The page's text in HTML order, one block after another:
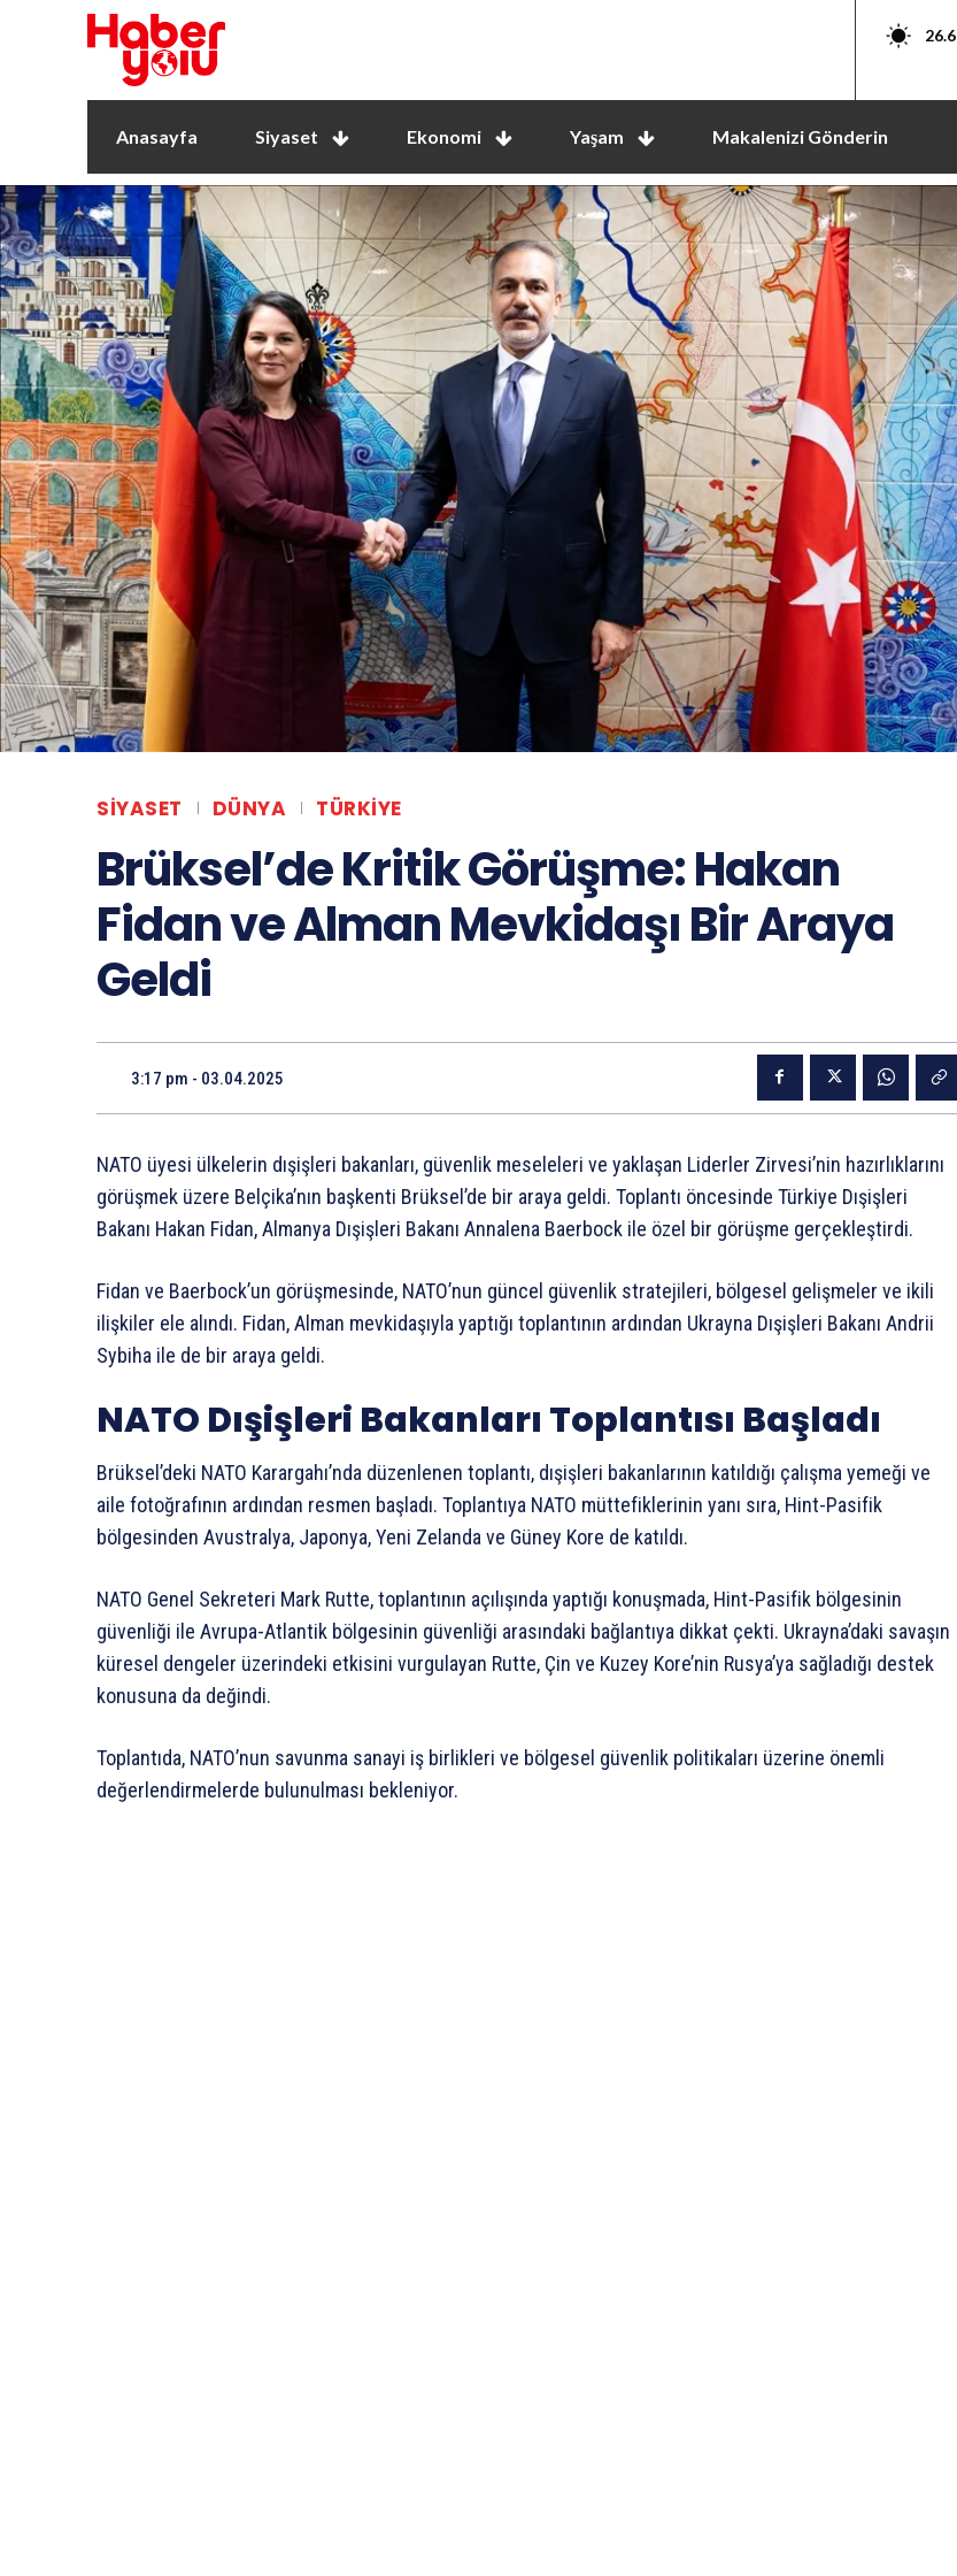
26.6
Anasayfa Siyaset Ekonomi Yaşam Makalenizi Gönderin
SIYASET DÜNYA TÜRKIYE
Brüksel’de Kritik Görüşme: Hakan
Fidan ve Alman Mevkidaşı Bir Araya
Geldi
3:17 pm - 03.04.2025
NATO üyesi ülkelerin dışişleri bakanları, güvenlik meseleleri ve yaklaşan Liderler Zirvesi’nin hazırlıklarını
görüşmek üzere Belçika’nın başkenti Brüksel’de bir araya geldi. Toplantı öncesinde Türkiye Dışişleri
Bakanı Hakan Fidan, Almanya Dışişleri Bakanı Annalena Baerbock ile özel bir görüşme gerçekleştirdi.
Fidan ve Baerbock’un görüşmesinde, NATO’nun güncel güvenlik stratejileri, bölgesel gelişmeler ve ikili
ilişkiler ele alındı. Fidan, Alman mevkidaşıyla yaptığı toplantının ardından Ukrayna Dışişleri Bakanı Andrii
Sybiha ile de bir araya geldi.
NATO Dışişleri Bakanları Toplantısı Başladı
Brüksel’deki NATO Karargahı’nda düzenlenen toplantı, dışişleri bakanlarının katıldığı çalışma yemeği ve
aile fotoğrafının ardından resmen başladı. Toplantıya NATO müttefiklerinin yanı sıra, Hint-Pasifik
bölgesinden Avustralya, Japonya, Yeni Zelanda ve Güney Kore de katıldı.
NATO Genel Sekreteri Mark Rutte, toplantının açılışında yaptığı konuşmada, Hint-Pasifik bölgesinin
güvenliği ile Avrupa-Atlantik bölgesinin güvenliği arasındaki bağlantıya dikkat çekti. Ukrayna’daki savaşın
küresel dengeler üzerindeki etkisini vurgulayan Rutte, Çin ve Kuzey Kore’nin Rusya’ya sağladığı destek
konusuna da değindi.
Toplantıda, NATO’nun savunma sanayi iş birlikleri ve bölgesel güvenlik politikaları üzerine önemli
değerlendirmelerde bulunulması bekleniyor.